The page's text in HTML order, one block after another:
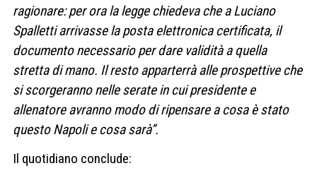
ragionare: per ora la legge chiedeva che a Luciano
Spalletti arrivasse la posta elettronica certificata, il
documento necessario per dare validità a quella
stretta di mano. Il resto apparterrà alle prospettive che
si scorgeranno nelle serate in cui presidente e
allenatore avranno modo di ripensare a cosa è stato
questo Napoli e cosa sarà”.
Il quotidiano conclude: